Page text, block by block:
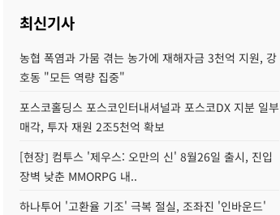
최신기사
농협 폭염과 가뭄 겪는 농가에 재해자금 3천억 지원, 강
호동 "모든 역량 집중"
포스코홀딩스 포스코인터내셔널과 포스코DX 지분 일부
매각, 투자 재원 2조5천억 확보
[현장] 컴투스 '제우스: 오만의 신' 8월26일 출시, 진입
장벽 낮춘 MMORPG 내..
하나투어 '고환율 기조' 극복 절실, 조좌진 '인바운드'